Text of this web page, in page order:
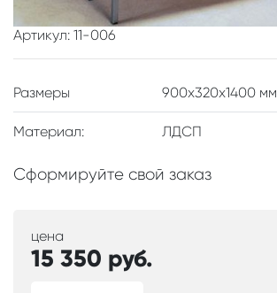
Артикул: 11-006
Размеры 900x320x1400 мм
Материал: ЛДСП
Сформируйте свой заказ
цена
15 350 руб.